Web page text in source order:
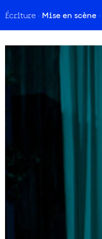
Écriture Mise en scène